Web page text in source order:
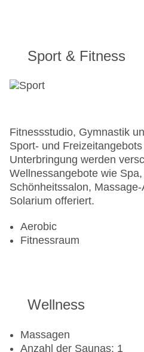
Sport & Fitness
Fitnessstudio, Gymnastik
Sport- und
Unterbringung werden
Wellnessangebote wie
Schönheitssalon,
Solarium offeriert.
Aerobic
Fitnessraum
Wellness
Massagen
Anzahl der Saunas: 1